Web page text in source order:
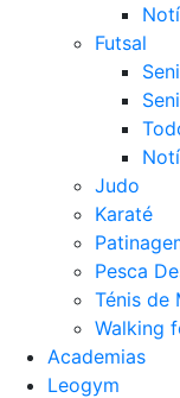
Futsal
Judo
Karaté
Pesca
Ténis de
Walking
Academias
Leogym